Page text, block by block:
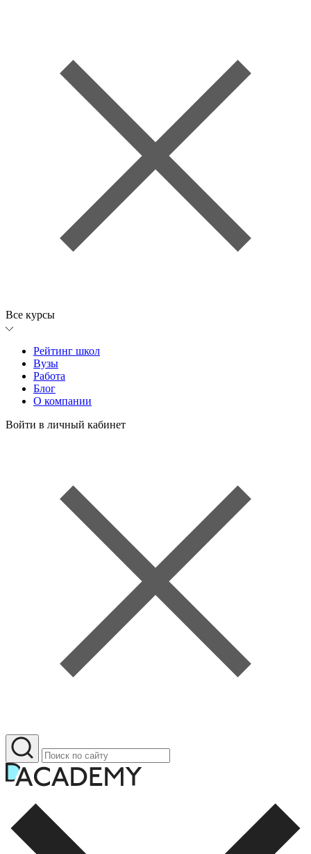
Все курсы
Рейтинг школ
Вузы
Работа
Блог
О компании
Войти в личный кабинет